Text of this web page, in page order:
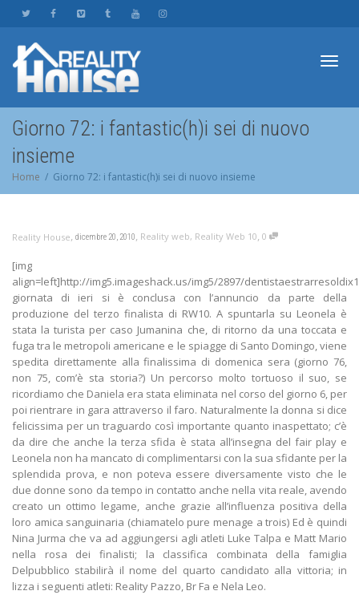
Giorno 72: i fantastic(h)i sei di nuovo
insieme
Home Giorno 72: i fantastic(h)i sei di nuovo insieme
Reality House, dicembre 20, 2010, Reality web, Reality Web 10, 0
[img
align=left]http://img5.imageshack.us/img5/2897/
giornata di ieri si è conclusa con l’annuncio da parte della
produzione del terzo finalista di RW10. A spuntarla su Leonela è
stata la turista per caso Jumanina che, di ritorno da una toccata e
fuga tra le metropoli americane e le spiagge di Santo Domingo, viene
spedita direttamente alla finalissima di domenica sera (giorno 76,
non 75, com’è sta storia?) Un percorso molto tortuoso il suo, se
ricordiamo che Daniela era stata eliminata nel corso del giorno 6, per
poi rientrare in gara attraverso il faro. Naturalmente la donna si dice
felicissima per un traguardo così importante quanto inaspettato; c’è
da dire che anche la terza sfida è stata all’insegna del fair play e
Leonela non ha mancato di complimentarsi con la sua sfidante per la
splendida prova, e non poteva essere diversamente visto che le
due donne sono da tempo in contatto anche nella vita reale, avendo
creato un ottimo legame, anche grazie all’influenza positiva della
loro amica sanguinaria (chiamatelo pure menage a trois) Ed è quindi
Nina Jurma che va ad aggiungersi agli atleti Luke Talpa e Matt Mario
nella rosa dei finalisti; la classifica combinata della famiglia
Delpubblico stabilirà il nome del quarto candidato alla vittoria; in
lizza i seguenti atleti: Reality Pazzo, Br Fa e Nela Leo.